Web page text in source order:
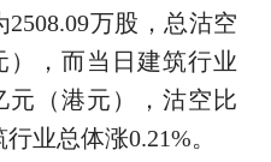
万股，总沽空
），而当日建筑行业
元（港元），沽空比
业总体涨0.21%。